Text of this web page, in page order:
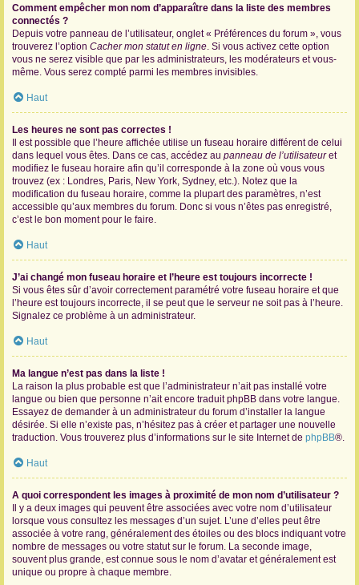
Comment empêcher mon nom d’apparaître dans la liste des membres
connectés ?
Depuis votre panneau de l’utilisateur, onglet « Préférences du forum », vous
trouverez l’option Cacher mon statut en ligne. Si vous activez cette option
vous ne serez visible que par les administrateurs, les modérateurs et vous-
même. Vous serez compté parmi les membres invisibles.
Haut
Les heures ne sont pas correctes !
Il est possible que l’heure affichée utilise un fuseau horaire différent de celui
dans lequel vous êtes. Dans ce cas, accédez au panneau de l’utilisateuret
modifiez le fuseau horaire afin qu’il corresponde à la zone où vous vous
trouvez (ex : Londres, Paris, New York, Sydney, etc.). Notez que la
modification du fuseau horaire, comme la plupart des paramètres, n’est
accessible qu’aux membres du forum. Donc si vous n’êtes pas enregistré,
c’est le bon moment pour le faire.
Haut
J’ai changé mon fuseau horaire et l’heure est toujours incorrecte !
Si vous êtes sûr d’avoir correctement paramétré votre fuseau horaire et que
l’heure est toujours incorrecte, il se peut que le serveur ne soit pas à l’heure.
Signalez ce problème à un administrateur.
Haut
Ma langue n’est pas dans la liste !
La raison la plus probable est que l’administrateur n’ait pas installé votre
langue ou bien que personne n’ait encore traduit phpBB dans votre langue.
Essayez de demander à un administrateur du forum d’installer la langue
désirée. Si elle n’existe pas, n’hésitez pas à créer et partager une nouvelle
traduction. Vous trouverez plus d’informations sur le site Internet de phpBB®.
Haut
A quoi correspondent les images à proximité de mon nom d’utilisateur ?
Il y a deux images qui peuvent être associées avec votre nom d’utilisateur
lorsque vous consultez les messages d’un sujet. L’une d’elles peut être
associée à votre rang, généralement des étoiles ou des blocs indiquant votre
nombre de messages ou votre statut sur le forum. La seconde image,
souvent plus grande, est connue sous le nom d’avatar et généralement est
unique ou propre à chaque membre.